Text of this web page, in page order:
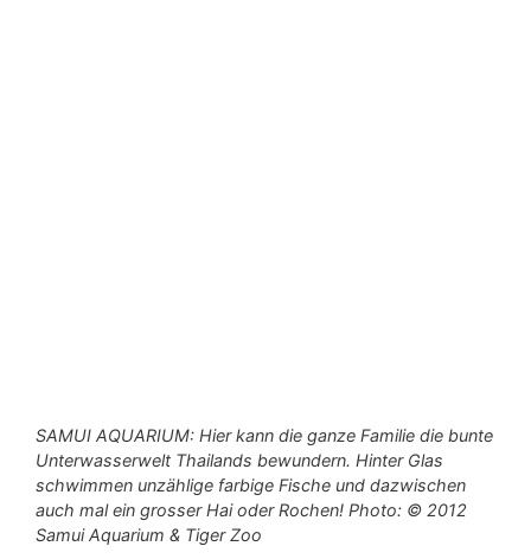
SAMUI AQUARIUM: Hier kann die ganze Familie die bunte
Unterwasserwelt Thailands bewundern. Hinter Glas
schwimmen unzählige farbige Fische und dazwischen
auch mal ein grosser Hai oder Rochen! Photo: © 2012
Samui Aquarium & Tiger Zoo